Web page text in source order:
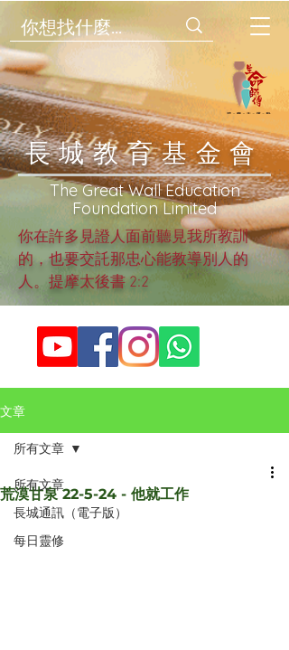
​長城教育基金會
​The Great Wall Education
Foundation Limited
你在許多見證人面前聽見我所教訓
的，也要交託那忠心能教導別人的
人。提摩太後書 2:2
文章
所有文章
長城通訊（電子版）
每日靈修
所有文章
荒漠甘泉 22-5-24 - 他就工作